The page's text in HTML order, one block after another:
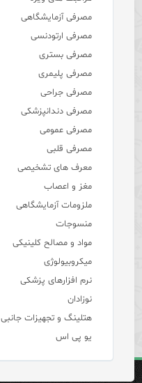
مصرفی آزمایشگاهی
مصرفی ارتودنسی
مصرفی بستری
مصرفی پلیمری
مصرفی جراحی
مصرفی دندانپزشکی
مصرفی عمومی
مصرفی قلبی
معرف های تشخیصی
مغز و اعصاب
ملزومات آزمایشگاهی
منسوجات
مواد و مصالح کلینیکی
میکروبیولوژی
نرم افزارهای پزشکی
نوزادان
هتلینگ و تجهیزات جانبی
یو پی اس